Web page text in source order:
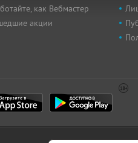
как Вебмастер
акции